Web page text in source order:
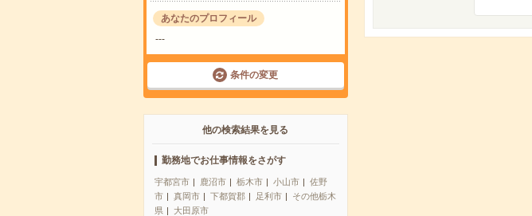
あなたのプロフィール
---
条件の変更
他の検索結果を見る
勤務地でお仕事情報をさがす
宇都宮市 鹿沼市 栃木市 小山市
佐野
市
真岡市 下都賀郡 足利市
その他栃木
県
大田原市